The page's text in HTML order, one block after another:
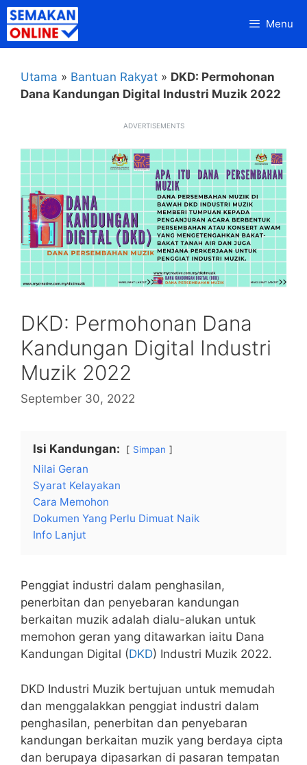
Skip
to
content
Menu
Utama » Bantuan Rakyat » DKD: Permohonan
Dana Kandungan Digital Industri Muzik 2022
ADVERTISEMENTS
DKD: Permohonan Dana
Kandungan Digital Industri
Muzik 2022
September 30, 2022
Isi Kandungan: Simpan
Nilai Geran
Syarat Kelayakan
Cara Memohon
Dokumen Yang Perlu Dimuat Naik
Info Lanjut
Penggiat industri dalam penghasilan,
penerbitan dan penyebaran kandungan
berkaitan muzik adalah dialu-alukan untuk
memohon geran yang ditawarkan iaitu Dana
Kandungan Digital (DKD) Industri Muzik 2022.
DKD Industri Muzik bertujuan untuk memudah
dan menggalakkan penggiat industri dalam
penghasilan, penerbitan dan penyebaran
kandungan berkaitan muzik yang berdaya cipta
dan berupaya dipasarkan di pasaran tempatan